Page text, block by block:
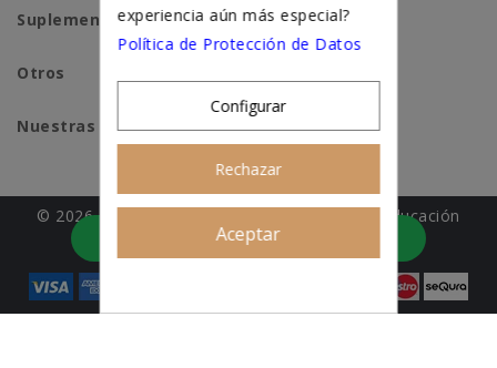
Suplementación natural
Otros
Nuestras tiendas
© 2026 - Patitas&co, Alimentación natural y educación
amable
Asesoramiento personalizado
experiencia aún más especial?
Política de Protección de Datos
Configurar
Rechazar
Aceptar